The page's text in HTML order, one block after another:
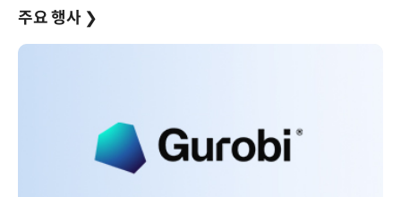
주요 행사 ❯